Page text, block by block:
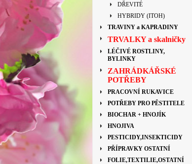
DŘEVITÉ
HYBRIDY (ITOH)
TRAVINY a KAPRADINY
TRVALKY a skalničky
LÉČIVÉ ROSTLINY,
BYLINKY
ZAHRÁDKÁŘSKÉ
POTŘEBY
PRACOVNÍ RUKAVICE
POTŘEBY PRO PĚSTITELE
BIOCHAR + HNOJÍK
HNOJIVA
PESTICIDY,INSEKTICIDY
PŘÍPRAVKY OSTATNÍ
FOLIE,TEXTILIE,OSTATNÍ